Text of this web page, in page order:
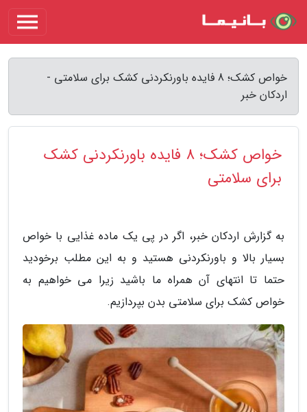
خواص کشک؛ 8 فایده باورنکردنی کشک برای سلامتی -
اردکان خبر
خواص کشک؛ 8 فایده باورنکردنی کشک
برای سلامتی
به گزارش اردکان خبر، اگر در پی یک ماده غذایی با خواص
بسیار بالا و باورنکردنی هستید و به این مطلب برخودید
حتما تا انتهای آن همراه ما باشید زیرا می خواهیم به
خواص کشک برای سلامتی بدن بپردازیم.